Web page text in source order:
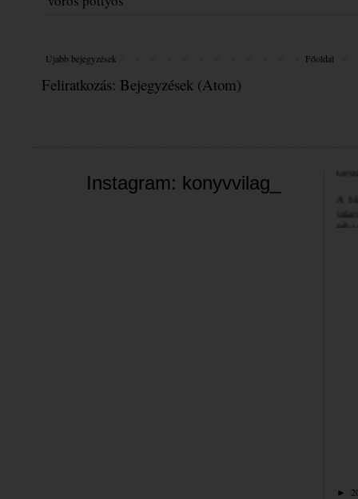
Újabb bejegyzések Főoldal
Feliratkozás: Bejegyzések (Atom)
Instagram: konyvvilag_
►